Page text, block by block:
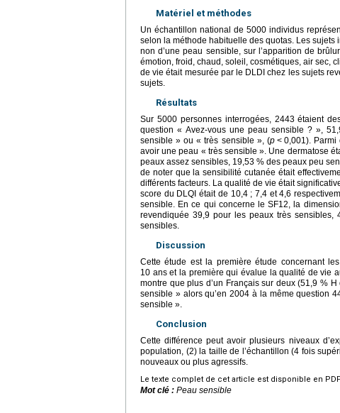
Matériel et méthodes
Un échantillon national de 5000 individus
selon la méthode habituelle des quotas. Les
non d’une peau sensible, sur l’apparition de
émotion, froid, chaud, soleil, cosmétiques, air sec,
de vie était mesurée par le DLDI chez les sujets
sujets.
Résultats
Sur 5000 personnes interrogées, 2443 étaient
question « Avez-vous une peau sensible ? »,
sensible » ou « très sensible », (p < 0,001). Parmi
avoir une peau « très sensible ». Une dermatose
peaux assez sensibles, 19,53 % des peaux peu
de noter que la sensibilité cutanée était
différents facteurs. La qualité de vie était
score du DLQI était de 10,4 ; 7,4 et 4,6
sensible. En ce qui concerne le SF12, la
revendiquée 39,9 pour les peaux très
sensibles.
Discussion
Cette étude est la première étude concernant
10 ans et la première qui évalue la qualité de vie
montre que plus d’un Français sur deux (51,9 %
sensible » alors qu’en 2004 à la même question
sensible ».
Conclusion
Cette différence peut avoir plusieurs niveaux
population, (2) la taille de l’échantillon (4 fois
nouveaux ou plus agressifs.
Le texte complet de cet article est disponible en
Mot clé : Peau sensible